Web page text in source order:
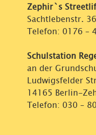
Zephir`s
Sachtlebenstr.
Telefon: 0176 –
Schulstation
an der
Ludwigsfelder
14165 Berlin-
Telefon: 030 –